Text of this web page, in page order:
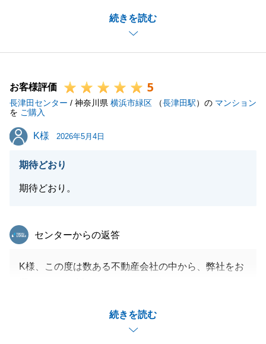
続きを読む
でございましたので、お忙しい中ではございましたが
迅速にご対応いただきましてありがとうございまし
た。
ましたらお気軽にご相談下さいませ。
今後ともどうぞよろしくお願いいたします。
お客様評価 5
長津田センター / 神奈川県 横浜市緑区 （長津田駅）の マンション
を ご購入
K様
K様 2026年5月4日
期待どおり
期待どおり。
続きを読む
東急リバブル
センターからの返答
K様、この度は数ある不動産会社の中から、弊社をお
取引を完了することができました。
今後も不動産関係のお悩み事等がございましたらお気